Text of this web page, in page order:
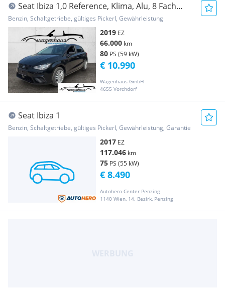
Seat Ibiza 1,0 Reference, Klima, Alu, 8 Fach
bereift
Benzin, Schaltgetriebe, gültiges Pickerl, Gewährleistung
2019 EZ
66.000 km
80 PS (59 kW)
Wagenhaus GmbH
4655 Vorchdorf
€ 10.990
Seat Ibiza 1
Benzin, Schaltgetriebe, gültiges Pickerl, Gewährleistung, Garantie
2017 EZ
117.046 km
75 PS (55 kW)
Autohero Center Penzing
1140 Wien, 14. Bezirk, Penzing
€ 8.490